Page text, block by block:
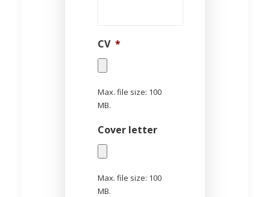
CV *
Max. file size: 100
MB.
Cover letter
Max. file size: 100
MB.